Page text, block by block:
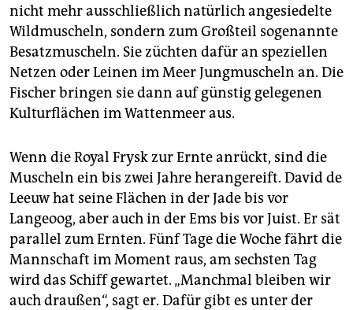
nicht mehr ausschließlich natürlich angesiedelte
Wildmuscheln, sondern zum Großteil sogenannte
Besatzmuscheln. Sie züchten dafür an speziellen
Netzen oder Leinen im Meer Jungmuscheln an. Die
Fischer bringen sie dann auf günstig gelegenen
Kulturflächen im Wattenmeer aus.
Wenn die Royal Frysk zur Ernte anrückt, sind die
Muscheln ein bis zwei Jahre herangereift. David de
Leeuw hat seine Flächen in der Jade bis vor
Langeoog, aber auch in der Ems bis vor Juist. Er sät
parallel zum Ernten. Fünf Tage die Woche fährt die
Mannschaft im Moment raus, am sechsten Tag
wird das Schiff gewartet. „Manchmal bleiben wir
auch draußen“, sagt er. Dafür gibt es unter der